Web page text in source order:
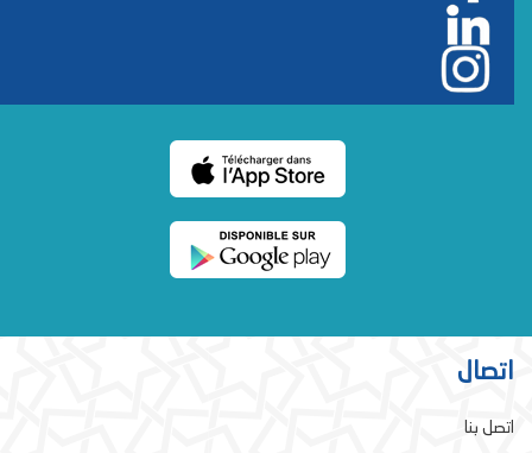
اتصال
اتصل بنا